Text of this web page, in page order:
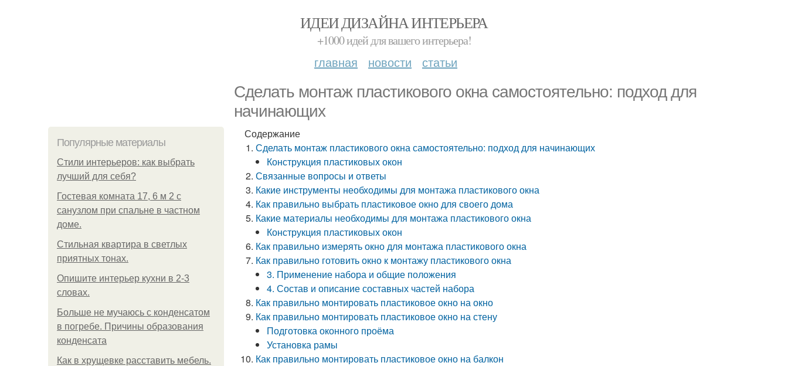
ИДЕИ ДИЗАЙНА ИНТЕРЬЕРА
+1000 идей для вашего интерьера!
главная новости статьи
Сделать монтаж пластикового окна самостоятельно: подход для
начинающих
Популярные материалы
Стили интерьеров: как выбрать
лучший для себя?
Гостевая комната 17, 6 м 2 с
санузлом при спальне в частном
доме.
Стильная квартира в светлых
приятных тонах.
Опишите интерьер кухни в 2-3
словах.
Больше не мучаюсь с конденсатом
в погребе. Причины образования
конденсата
Как в хрущевке расставить мебель.
Содержание
Сделать монтаж пластикового окна самостоятельно: подход для начинающих
Конструкция пластиковых окон
Связанные вопросы и ответы
Какие инструменты необходимы для монтажа пластикового окна
Как правильно выбрать пластиковое окно для своего дома
Какие материалы необходимы для монтажа пластикового окна
Конструкция пластиковых окон
Как правильно измерять окно для монтажа пластикового окна
Как правильно готовить окно к монтажу пластикового окна
3. Применение набора и общие положения
4. Состав и описание составных частей набора
Как правильно монтировать пластиковое окно на окно
Как правильно монтировать пластиковое окно на стену
Подготовка оконного проёма
Установка рамы
Как правильно монтировать пластиковое окно на балкон